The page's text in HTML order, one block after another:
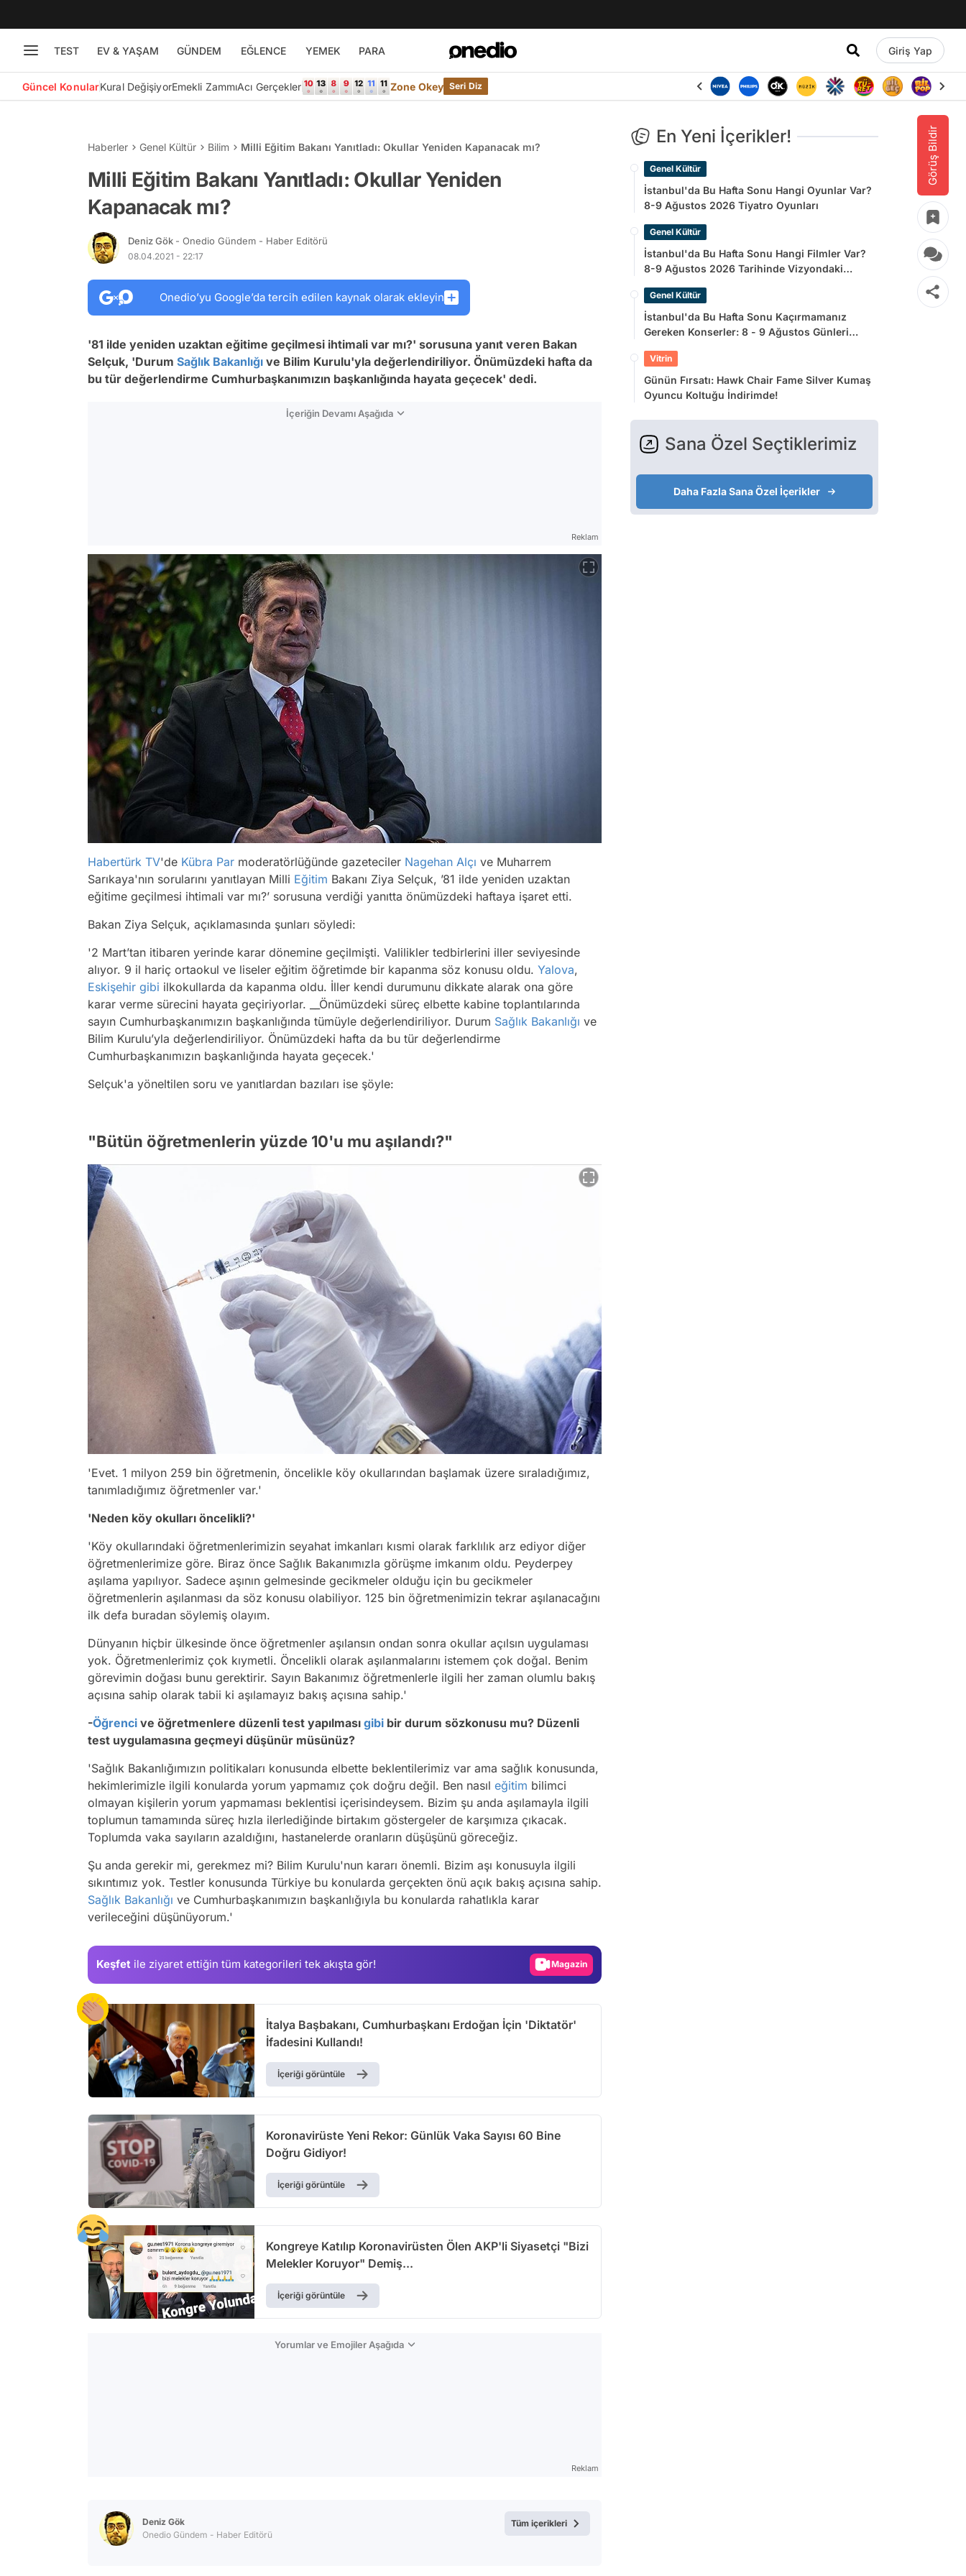
TEST EV & YAŞAM GÜNDEM EĞLENCE YEMEK PARA Giriş Yap
Güncel KonularKural DeğişiyorEmekli ZammıAcı Gerçekler Zone Okey Seri Diz
Görüş Bildir
Haberler Genel Kültür Bilim Milli Eğitim Bakanı Yanıtladı: Okullar Yeniden Kapanacak mı?
Milli Eğitim Bakanı Yanıtladı: Okullar Yeniden
Kapanacak mı?
Deniz Gök - Onedio Gündem - Haber Editörü
08.04.2021 - 22:17
Onedio’yu Google’da tercih edilen kaynak olarak ekleyin
'81 ilde yeniden uzaktan eğitime geçilmesi ihtimali var mı?' sorusuna yanıt veren Bakan
Selçuk, 'Durum Sağlık Bakanlığı ve Bilim Kurulu'yla değerlendiriliyor. Önümüzdeki hafta da
bu tür değerlendirme Cumhurbaşkanımızın başkanlığında hayata geçecek' dedi.
İçeriğin Devamı Aşağıda
Reklam
Habertürk TV'de Kübra Par moderatörlüğünde gazeteciler Nagehan Alçı ve Muharrem
Sarıkaya'nın sorularını yanıtlayan Milli Eğitim Bakanı Ziya Selçuk, ’81 ilde yeniden uzaktan
eğitime geçilmesi ihtimali var mı?’ sorusuna verdiği yanıtta önümüzdeki haftaya işaret etti.
Bakan Ziya Selçuk, açıklamasında şunları söyledi:
'2 Mart’tan itibaren yerinde karar dönemine geçilmişti. Valilikler tedbirlerini iller seviyesinde
alıyor. 9 il hariç ortaokul ve liseler eğitim öğretimde bir kapanma söz konusu oldu. Yalova,
Eskişehir gibi ilkokullarda da kapanma oldu. İller kendi durumunu dikkate alarak ona göre
karar verme sürecini hayata geçiriyorlar. __Önümüzdeki süreç elbette kabine toplantılarında
sayın Cumhurbaşkanımızın başkanlığında tümüyle değerlendiriliyor. Durum Sağlık Bakanlığı ve
Bilim Kurulu’yla değerlendiriliyor. Önümüzdeki hafta da bu tür değerlendirme
Cumhurbaşkanımızın başkanlığında hayata geçecek.'
Selçuk'a yöneltilen soru ve yanıtlardan bazıları ise şöyle:
"Bütün öğretmenlerin yüzde 10'u mu aşılandı?"
'Evet. 1 milyon 259 bin öğretmenin, öncelikle köy okullarından başlamak üzere sıraladığımız,
tanımladığımız öğretmenler var.'
'Neden köy okulları öncelikli?'
'Köy okullarındaki öğretmenlerimizin seyahat imkanları kısmi olarak farklılık arz ediyor diğer
öğretmenlerimize göre. Biraz önce Sağlık Bakanımızla görüşme imkanım oldu. Peyderpey
aşılama yapılıyor. Sadece aşının gelmesinde gecikmeler olduğu için bu gecikmeler
öğretmenlerin aşılanması da söz konusu olabiliyor. 125 bin öğretmenimizin tekrar aşılanacağını
ilk defa buradan söylemiş olayım.
Dünyanın hiçbir ülkesinde önce öğretmenler aşılansın ondan sonra okullar açılsın uygulaması
yok. Öğretmenlerimiz çok kıymetli. Öncelikli olarak aşılanmalarını istemem çok doğal. Benim
görevimin doğası bunu gerektirir. Sayın Bakanımız öğretmenlerle ilgili her zaman olumlu bakış
açısına sahip olarak tabii ki aşılamayız bakış açısına sahip.'
-Öğrenci ve öğretmenlere düzenli test yapılması gibi bir durum sözkonusu mu? Düzenli
test uygulamasına geçmeyi düşünür müsünüz?
'Sağlık Bakanlığımızın politikaları konusunda elbette beklentilerimiz var ama sağlık konusunda,
hekimlerimizle ilgili konularda yorum yapmamız çok doğru değil. Ben nasıl eğitim bilimci
olmayan kişilerin yorum yapmaması beklentisi içerisindeysem. Bizim şu anda aşılamayla ilgili
toplumun tamamında süreç hızla ilerlediğinde birtakım göstergeler de karşımıza çıkacak.
Toplumda vaka sayıların azaldığını, hastanelerde oranların düşüşünü göreceğiz.
Şu anda gerekir mi, gerekmez mi? Bilim Kurulu'nun kararı önemli. Bizim aşı konusuyla ilgili
sıkıntımız yok. Testler konusunda Türkiye bu konularda gerçekten önü açık bakış açısına sahip.
Sağlık Bakanlığı ve Cumhurbaşkanımızın başkanlığıyla bu konularda rahatlıkla karar
verileceğini düşünüyorum.'
Keşfet ile ziyaret ettiğin tüm kategorileri tek akışta gör!
Video
Magazin
İtalya Başbakanı, Cumhurbaşkanı Erdoğan İçin 'Diktatör'
İfadesini Kullandı!
İçeriği görüntüle
Koronavirüste Yeni Rekor: Günlük Vaka Sayısı 60 Bine
Doğru Gidiyor!
İçeriği görüntüle
Kongreye Katılıp Koronavirüsten Ölen AKP'li Siyasetçi "Bizi
Melekler Koruyor" Demiş...
İçeriği görüntüle
Yorumlar ve Emojiler Aşağıda
Reklam
Deniz Gök
Onedio Gündem - Haber Editörü
Tüm içerikleri
En Yeni İçerikler!
Genel Kültür
İstanbul'da Bu Hafta Sonu Hangi Oyunlar Var?
8-9 Ağustos 2026 Tiyatro Oyunları
Genel Kültür
İstanbul'da Bu Hafta Sonu Hangi Filmler Var?
8-9 Ağustos 2026 Tarihinde Vizyondaki
Genel Kültür
İstanbul'da Bu Hafta Sonu Kaçırmamanız
Gereken Konserler: 8 - 9 Ağustos Günleri
Vitrin
Günün Fırsatı: Hawk Chair Fame Silver Kumaş
Oyuncu Koltuğu İndirimde!
Sana Özel Seçtiklerimiz
Daha Fazla Sana Özel İçerikler